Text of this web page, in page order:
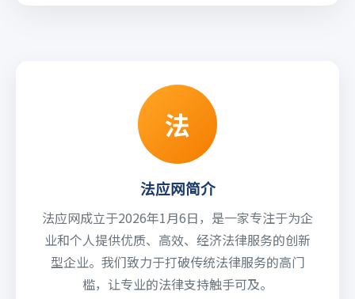
法
法应网简介
法应网成立于2026年1月6日，是一家专注于为企
业和个人提供优质、高效、经济法律服务的创新
型企业。我们致力于打破传统法律服务的高门
槛，让专业的法律支持触手可及。